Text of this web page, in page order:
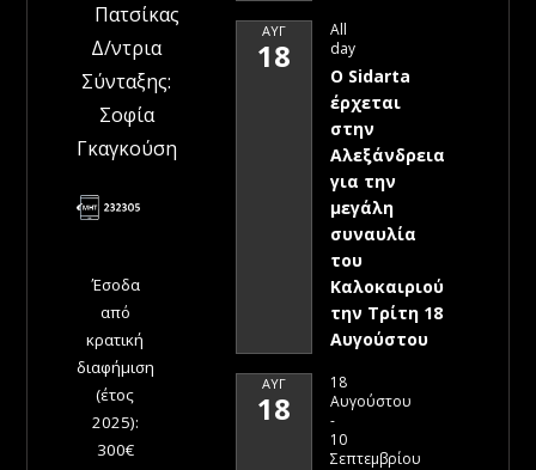
Πατσίκας
Δ/ντρια
Σύνταξης:
Σοφία
Γκαγκούση
Έσοδα
από
κρατική
διαφήμιση
(έτος
2025):
300€
ΑΥΓ
18
All
day
Ο Sidarta
έρχεται
στην
Αλεξάνδρεια
για την
μεγάλη
συναυλία
του
Καλοκαιριού
την Τρίτη 18
Αυγούστου
ΑΥΓ
18
18
Αυγούστου
-
10
Σεπτεμβρίου